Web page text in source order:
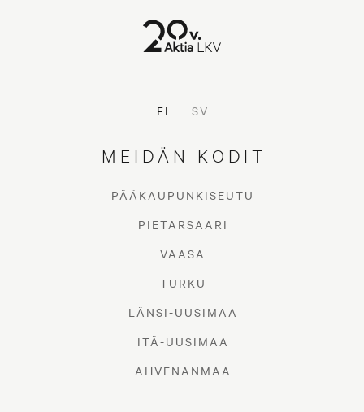
FI SV
MEIDÄN KODIT
PÄÄKAUPUNKISEUTU
PIETARSAARI
VAASA
TURKU
LÄNSI-UUSIMAA
ITÄ-UUSIMAA
AHVENANMAA